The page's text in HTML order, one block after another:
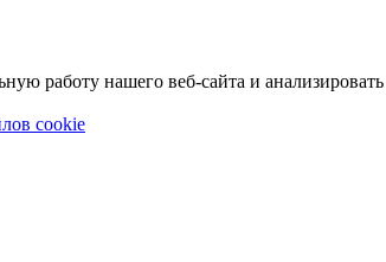
работу нашего веб-сайта и анализировать
cookie